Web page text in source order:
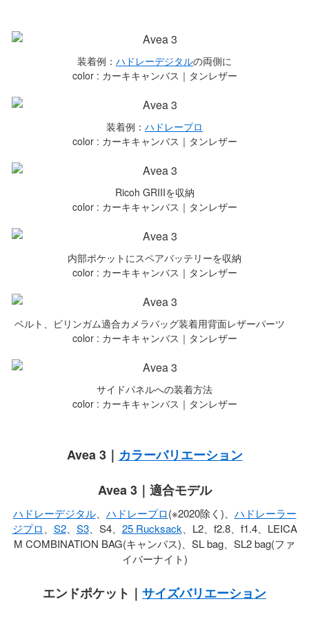
装着例： ハドレーデジタルの両側に
color : カーキキャンバス｜タンレザー
装着例： ハドレープロ
color : カーキキャンバス｜タンレザー
Ricoh GRIIIを収納
color : カーキキャンバス｜タンレザー
内部ポケットにスペアバッテリーを収納
color : カーキキャンバス｜タンレザー
ベルト、ビリンガム適合カメラバッグ装着用背面レザーパーツ
color : カーキキャンバス｜タンレザー
サイドパネルへの装着方法
color : カーキキャンバス｜タンレザー
Avea 3｜ カラーバリエーション
Avea 3｜適合モデル
ハドレーデジタル、 ハドレープロ(※2020除く)、 ハドレーラー
ジプロ、 S2、 S3、S4、 25 Rucksack、L2、f2.8、f1.4、LEICA
M COMBINATION BAG(キャンバス)、SL bag、SL2 bag(ファ
イバーナイト)
エンドポケット｜ サイズバリエーション